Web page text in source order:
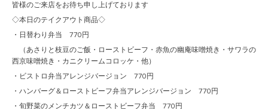
皆様のご来店をお待ち申し上げております
◇本日のテイクアウト商品◇
・日替わり弁当 770円
（あさりと枝豆のご飯・ローストビーフ・赤魚の幽庵味噌焼き・サワラの
西京味噌焼き・カニクリームコロッケ・他）
・ビストロ弁当アレンジバージョン 770円
・ハンバーグ＆ローストビーフ弁当アレンジバージョン 770円
・旬野菜のメンチカツ＆ローストビーフ弁当 770円